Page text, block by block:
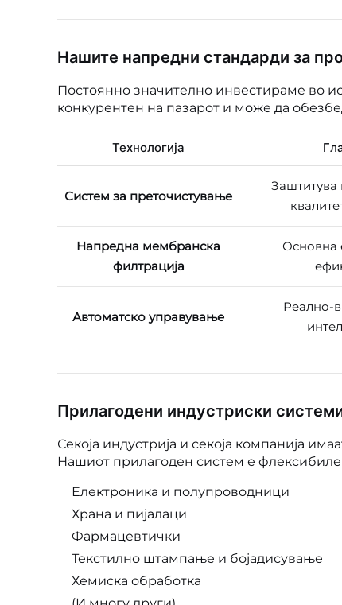
Нашите напредни стандарди за
Постоянно значително инвестираме во
конкурентен на пазарот и може да
Технологија
Систем за преточистување
Заштитува
Напредна мембранска
филтрација
Основна
Автоматско управување
Реално-
Прилагодени индустриски
Секоја индустрија и секоја компанија
Нашиот прилагоден систем е
Електроника и полупроводници
Храна и пијалаци
Фармацевтички
Текстилно штампање и бојадисување
Хемиска обработка